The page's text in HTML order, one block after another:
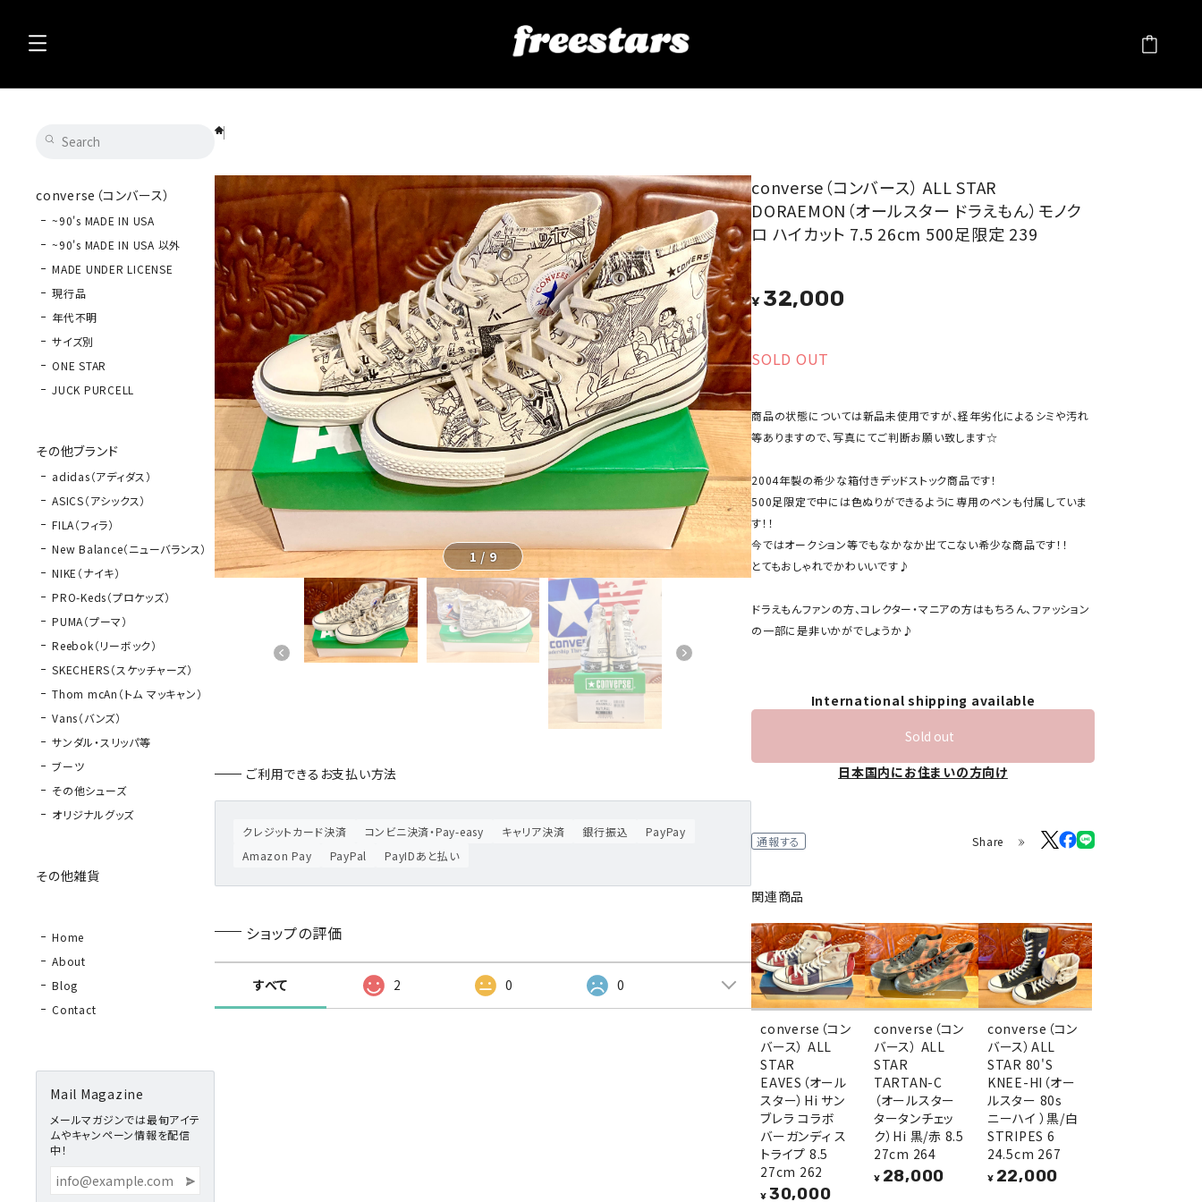
converse（コンバース）
~90's MADE IN USA
~90's MADE IN USA 以外
MADE UNDER LICENSE
現行品
年代不明
サイズ別
ONE STAR
JUCK PURCELL
その他ブランド
adidas（アディダス）
ASICS（アシックス）
FILA（フィラ）
New Balance（ニューバランス）
NIKE（ナイキ）
PRO-Keds（プロケッズ）
PUMA（プーマ）
Reebok（リーボック）
SKECHERS（スケッチャーズ）
Thom mcAn（トム マッキャン）
Vans（バンズ）
サンダル・スリッパ等
ブーツ
その他シューズ
オリジナルグッズ
その他雑貨
Home
About
Blog
Contact
Mail Magazine
メールマガジンでは最旬アイテ
ムやキャンペーン情報を配信
中！
1 / 9
ご利用できるお支払い方法
クレジットカード決済 コンビニ決済・Pay-easy キャリア決済 銀行振込
PayPay
Amazon Pay
PayPal PayIDあと払い
ショップの評価
すべて 2 0 0
converse（コンバース） ALL STAR
DORAEMON（オールスター ドラえもん）モノク
ロ ハイカット 7.5 26cm 500足限定 239
¥ 32,000
SOLD OUT
商品の状態については新品未使用ですが、経年劣化によるシミや汚れ
等ありますので、写真にてご判断お願い致します☆
2004年製の希少な箱付きデッドストック商品です！
500足限定で中には色ぬりができるように専用のペンも付属していま
す！！
今ではオークション等でもなかなか出てこない希少な商品です！！
とてもおしゃれでかわいいです♪
ドラえもんファンの方、コレクター・マニアの方はもちろん、ファッション
の一部に是非いかがでしょうか♪
International shipping available
Sold out
日本国内にお住まいの方向け
通報する Share
関連商品
converse（コン
バース） ALL
STAR
EAVES（オール
スター）Hi サン
ブレラ コラボ
バーガンディ ス
トライプ 8.5
27cm 262
¥ 30,000
converse（コン
バース） ALL
STAR
TARTAN-C
（オールスター
タータンチェッ
ク）Hi 黒/赤 8.5
27cm 264
¥ 28,000
converse（コン
バース）ALL
STAR 80'S
KNEE-HI（オー
ルスター 80s
ニーハイ ）黒/白
STRIPES 6
24.5cm 267
¥ 22,000